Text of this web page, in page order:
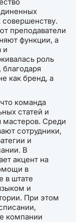
преподаватели
функции, а
и
роль
как бренд, а
команда
статей и
мастеров. Среди
сотрудники,
и
В
акцент на
в
в штате
и
При этом
компании